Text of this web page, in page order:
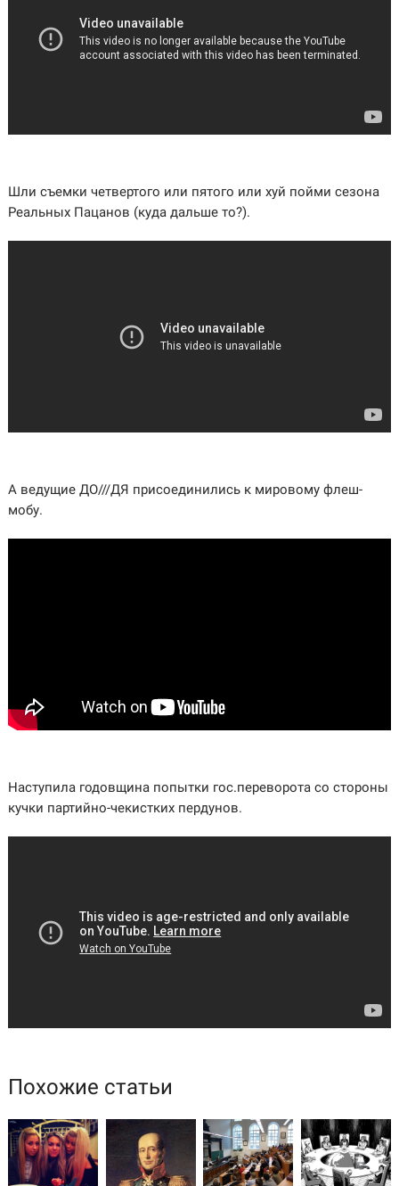
Шли съемки четвертого или пятого или хуй пойми сезона
Реальных Пацанов (куда дальше то?).
А ведущие ДО///ДЯ присоединились к мировому флеш-
мобу.
Наступила годовщина попытки гос.переворота со стороны
кучки партийно-чекистких пердунов.
Похожие статьи